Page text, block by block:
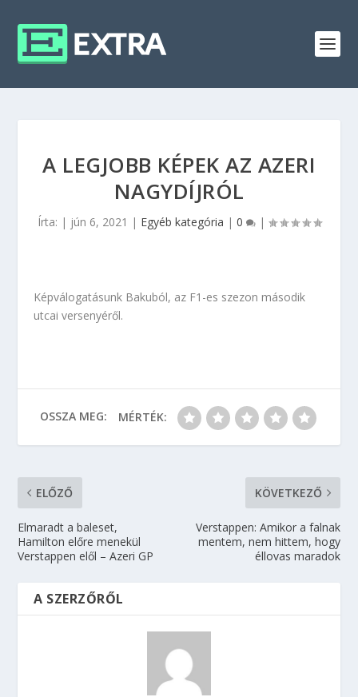
A LEGJOBB KÉPEK AZ AZERI
NAGYDÍJRÓL
Írta: | jún 6, 2021 | Egyéb kategória | 0 |
Képválogatásunk Bakuból, az F1-es szezon második
utcai versenyéről.
OSSZA MEG: MÉRTÉK:
ELŐZŐ
Elmaradt a baleset,
Hamilton előre menekül
Verstappen elől – Azeri GP
KÖVETKEZŐ
Verstappen: Amikor a falnak
mentem, nem hittem, hogy
éllovas maradok
A SZERZŐRŐL